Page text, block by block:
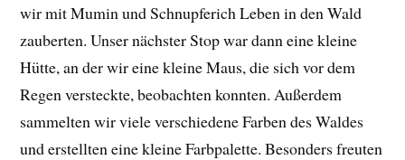
wir mit Mumin und Schnupferich Leben in den Wald
zauberten. Unser nächster Stop war dann eine kleine
Hütte, an der wir eine kleine Maus, die sich vor dem
Regen versteckte, beobachten konnten. Außerdem
sammelten wir viele verschiedene Farben des Waldes
und erstellten eine kleine Farbpalette. Besonders freuten